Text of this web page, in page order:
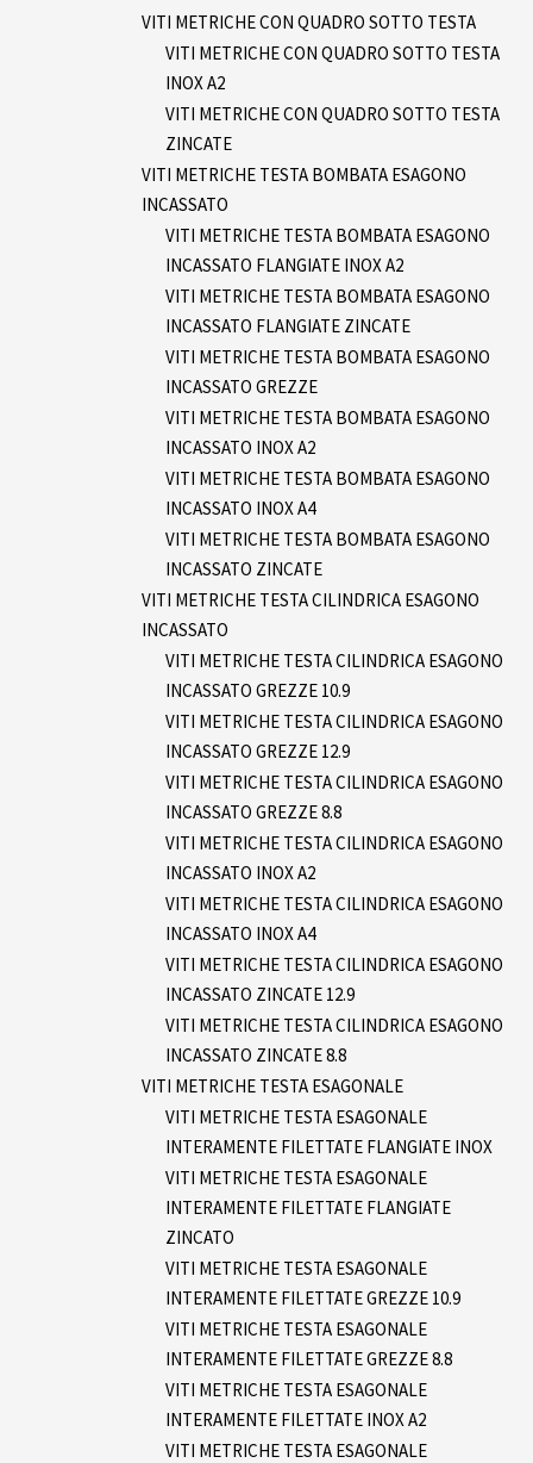
VITI METRICHE CON QUADRO SOTTO TESTA
VITI METRICHE CON QUADRO SOTTO TESTA
INOX A2
VITI METRICHE CON QUADRO SOTTO TESTA
ZINCATE
VITI METRICHE TESTA BOMBATA ESAGONO
INCASSATO
VITI METRICHE TESTA BOMBATA ESAGONO
INCASSATO FLANGIATE INOX A2
VITI METRICHE TESTA BOMBATA ESAGONO
INCASSATO FLANGIATE ZINCATE
VITI METRICHE TESTA BOMBATA ESAGONO
INCASSATO GREZZE
VITI METRICHE TESTA BOMBATA ESAGONO
INCASSATO INOX A2
VITI METRICHE TESTA BOMBATA ESAGONO
INCASSATO INOX A4
VITI METRICHE TESTA BOMBATA ESAGONO
INCASSATO ZINCATE
VITI METRICHE TESTA CILINDRICA ESAGONO
INCASSATO
VITI METRICHE TESTA CILINDRICA ESAGONO
INCASSATO GREZZE 10.9
VITI METRICHE TESTA CILINDRICA ESAGONO
INCASSATO GREZZE 12.9
VITI METRICHE TESTA CILINDRICA ESAGONO
INCASSATO GREZZE 8.8
VITI METRICHE TESTA CILINDRICA ESAGONO
INCASSATO INOX A2
VITI METRICHE TESTA CILINDRICA ESAGONO
INCASSATO INOX A4
VITI METRICHE TESTA CILINDRICA ESAGONO
INCASSATO ZINCATE 12.9
VITI METRICHE TESTA CILINDRICA ESAGONO
INCASSATO ZINCATE 8.8
VITI METRICHE TESTA ESAGONALE
VITI METRICHE TESTA ESAGONALE
INTERAMENTE FILETTATE FLANGIATE INOX
VITI METRICHE TESTA ESAGONALE
INTERAMENTE FILETTATE FLANGIATE
ZINCATO
VITI METRICHE TESTA ESAGONALE
INTERAMENTE FILETTATE GREZZE 10.9
VITI METRICHE TESTA ESAGONALE
INTERAMENTE FILETTATE GREZZE 8.8
VITI METRICHE TESTA ESAGONALE
INTERAMENTE FILETTATE INOX A2
VITI METRICHE TESTA ESAGONALE